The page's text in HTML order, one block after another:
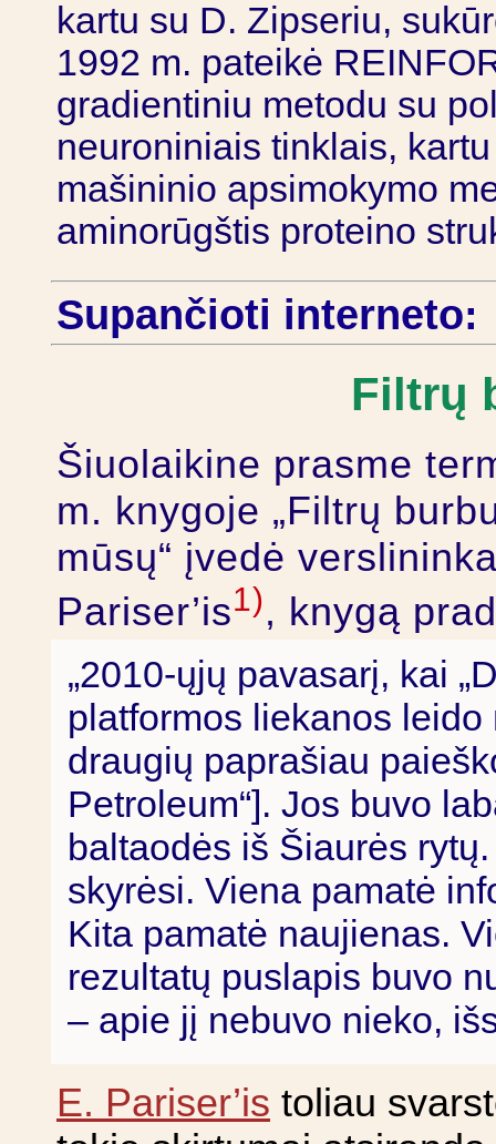
kartu su D. Zipseriu,
1992 m. pateikė
gradientiniu metodu su
neuroniniais tinklais,
mašininio apsimokymo
aminorūgštis proteino
Supančioti interneto:
Filtrų
Šiuolaikine prasme
m. knygoje „Filtrų
mūsų“ įvedė
Pariser’is1), knygą
„2010-ųjų pavasarį, kai
platformos liekanos
draugių paprašiau
Petroleum“]. Jos buvo
baltaodės iš Šiaurės
skyrėsi. Viena pamatė
Kita pamatė naujienas.
rezultatų puslapis buvo
– apie jį nebuvo nieko,
E. Pariser’is toliau